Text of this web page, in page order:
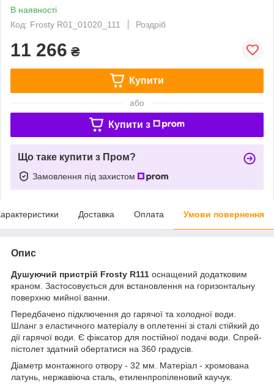
В наявності
Код: Frosty R01_01020_111
Роздріб
11 266 ₴
Купити
або
Купити з
Що таке купити з Пром?
Замовлення під захистом
Доставка Оплата Умови повернення
Опис
Душуючий пристрій Frosty R111 оснащений додатковим
краном. Застосовується для встановлення на горизонтальну
поверхню мийної ванни.
Передбачено підключення до гарячої та холодної води.
Шланг з еластичного матеріалу в оплетенні зі сталі стійкий до
дії гарячої води. Є фіксатор для постійної подачі води. Спрей-
пістолет здатний обертатися на 360 градусів.
Діаметр монтажного отвору - 32 мм. Матеріал - хромована
латунь, нержавіюча сталь, етиленпропіленовий каучук.